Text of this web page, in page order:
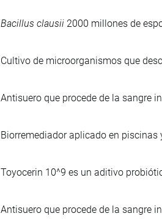
Bacillus clausii 2000 millones de
Cultivo de microorganismos que
Antisuero que procede de la sangre
Biorremediador aplicado en
Toyocerin 10^9 es un aditivo
Antisuero que procede de la sangre